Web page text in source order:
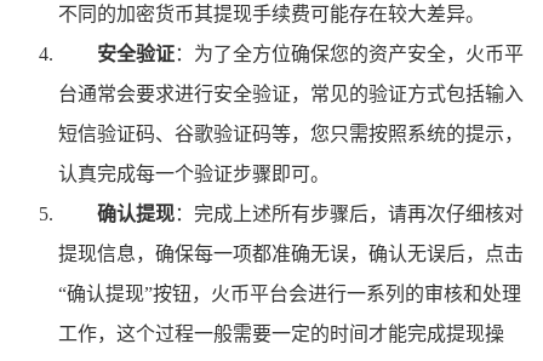
不同的加密货币其提现手续费可能存在较大差异。
安全验证：为了全方位确保您的资产安全，火币平
台通常会要求进行安全验证，常见的验证方式包括输入
短信验证码、谷歌验证码等，您只需按照系统的提示，
认真完成每一个验证步骤即可。
确认提现：完成上述所有步骤后，请再次仔细核对
提现信息，确保每一项都准确无误，确认无误后，点击
“确认提现”按钮，火币平台会进行一系列的审核和处理
工作，这个过程一般需要一定的时间才能完成提现操